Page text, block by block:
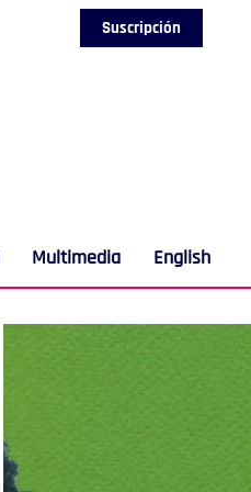
Suscripción
Multimedia English